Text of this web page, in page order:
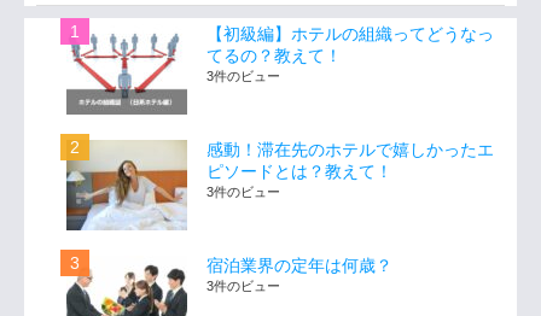
【初級編】ホテルの組織ってどうなっ
てるの？教えて！
3件のビュー
感動！滞在先のホテルで嬉しかったエ
ピソードとは？教えて！
3件のビュー
宿泊業界の定年は何歳？
3件のビュー